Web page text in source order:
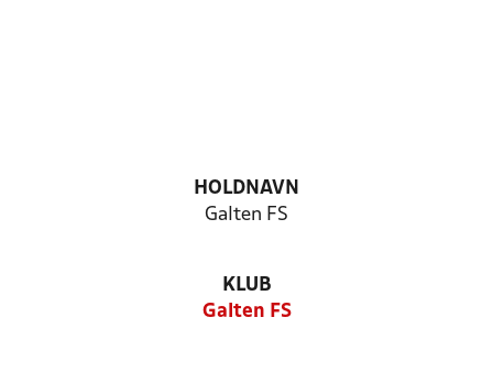
HOLDNAVN
Galten FS
KLUB
Galten FS